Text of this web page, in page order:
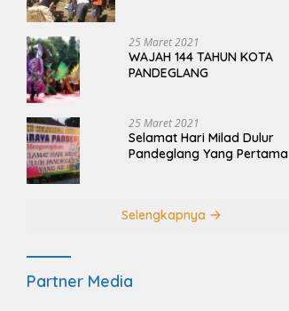
25 Maret 2021
WAJAH 144 TAHUN KOTA
PANDEGLANG
25 Maret 2021
Selamat Hari Milad Dulur
Pandeglang Yang Pertama
Selengkapnya
Partner Media